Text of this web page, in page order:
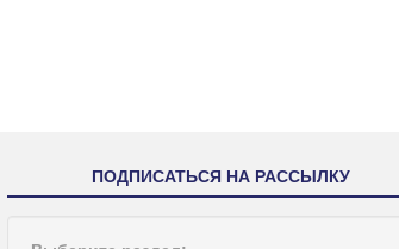
ПОДПИСАТЬСЯ НА РАССЫЛКУ